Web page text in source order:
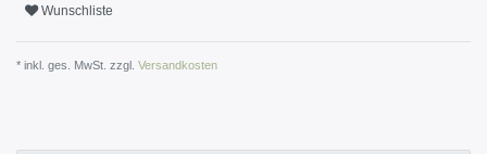
Wunschliste
* inkl. ges. MwSt. zzgl. Versandkosten